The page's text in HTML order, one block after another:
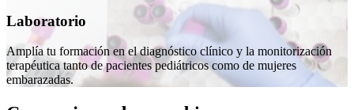
Laboratorio
Amplía tu formación en el diagnóstico clínico y la monitorización
terapéutica tanto de pacientes pediátricos como de mujeres
embarazadas.